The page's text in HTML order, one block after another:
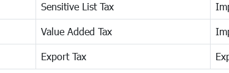
Sensitive List Tax
Value Added Tax
Export Tax